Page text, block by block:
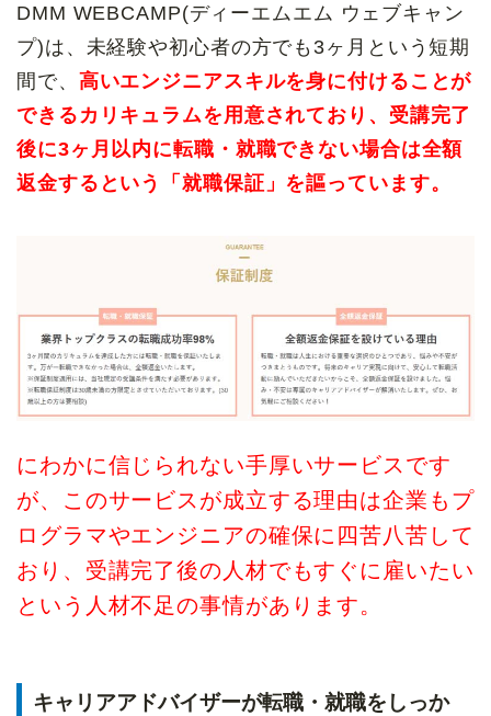
DMM WEBCAMP(ディーエムエム ウェブキャン
プ)は、未経験や初心者の方でも3ヶ月という短期
間で、 高いエンジニアスキルを身に付けることが
できるカリキュラムを用意されており、受講完了
後に3ヶ月以内に転職・就職できない場合は全額
返金するという「就職保証」を謳っています。
にわかに信じられない手厚いサービスです
が、このサービスが成立する理由は企業もプ
ログラマやエンジニアの確保に四苦八苦して
おり、受講完了後の人材でもすぐに雇いたい
という人材不足の事情があります。
キャリアアドバイザーが転職・就職をしっか